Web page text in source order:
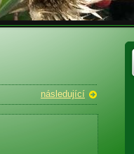
následující